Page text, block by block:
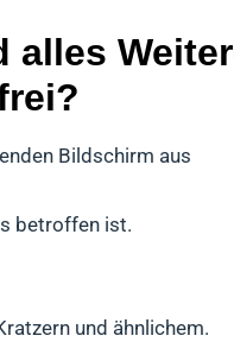
alles
Bildschirm aus
betroffen ist.
und ähnlichem.